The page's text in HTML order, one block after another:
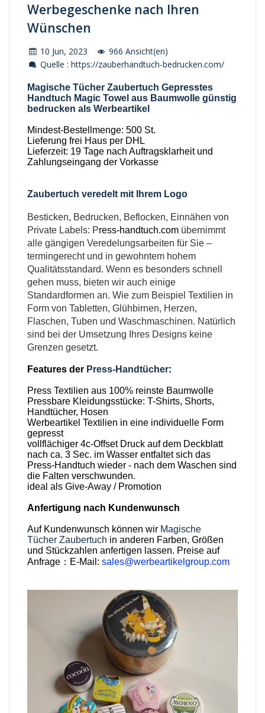
Werbegeschenke nach Ihren
Wünschen
10 Jun, 2023
966 Ansicht(en)
Quelle : https://zauberhandtuch-bedrucken.com/
Magische Tücher Zaubertuch Gepresstes
Handtuch Magic Towel aus Baumwolle günstig
bedrucken als Werbeartikel
Mindest-Bestellmenge: 500 St.
Lieferung frei Haus per DHL
Lieferzeit: 19 Tage nach Auftragsklarheit und
Zahlungseingang der Vorkasse
Zaubertuch veredelt mit Ihrem Logo
Besticken, Bedrucken, Beflocken, Einnähen von
Private Labels: Press-handtuch.com übernimmt
alle gängigen Veredelungsarbeiten für Sie –
termingerecht und in gewohntem hohem
Qualitätsstandard. Wenn es besonders schnell
gehen muss, bieten wir auch einige
Standardformen an. Wie zum Beispiel Textilien in
Form von Tabletten, Glühbirnen, Herzen,
Flaschen, Tuben und Waschmaschinen. Natürlich
sind bei der Umsetzung Ihres Designs keine
Grenzen gesetzt.
Features der Press-Handtücher:
Press Textilien aus 100% reinste Baumwolle
Pressbare Kleidungsstücke: T-Shirts, Shorts,
Handtücher, Hosen
Werbeartikel Textilien in eine individuelle Form
gepresst
vollflächiger 4c-Offset Druck auf dem Deckblatt
nach ca. 3 Sec. im Wasser entfaltet sich das
Press-Handtuch wieder - nach dem Waschen sind
die Falten verschwunden.
ideal als Give-Away / Promotion
Anfertigung nach Kundenwunsch
Auf Kundenwunsch können wir Magische
Tücher Zaubertuch in anderen Farben, Größen
und Stückzahlen anfertigen lassen. Preise auf
Anfrage：E-Mail: sales@werbeartikelgroup.com